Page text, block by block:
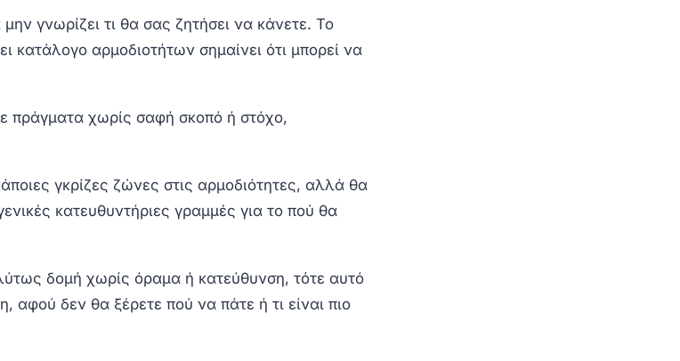
γνωρίζει τι θα σας ζητήσει να κάνετε. Το
κατάλογο αρμοδιοτήτων σημαίνει ότι μπορεί να
πράγματα χωρίς σαφή σκοπό ή στόχο,
γκρίζες ζώνες στις αρμοδιότητες, αλλά θα
κατευθυντήριες γραμμές για το πού θα
δομή χωρίς όραμα ή κατεύθυνση, τότε αυτό
αφού δεν θα ξέρετε πού να πάτε ή τι είναι πιο